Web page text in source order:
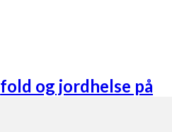
og jordhelse på